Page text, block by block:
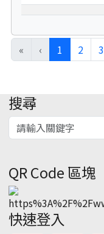
« ‹ 1 (current)
2 3
:::
搜尋
QR Code 區塊
快速登入